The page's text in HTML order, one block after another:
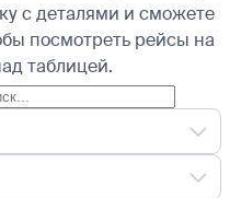
с деталями и сможете
посмотреть рейсы на
таблицей.